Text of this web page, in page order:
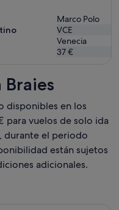
Marco Polo
VCE
Venecia
37 €
Braies
disponibles en los
para vuelos de solo ida
durante el periodo
están sujetos
adicionales.